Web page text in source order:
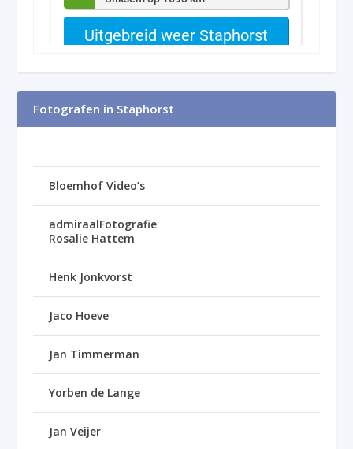
Fotografen in Staphorst
Bloemhof Video’s
admiraalFotografie
Rosalie Hattem
Henk Jonkvorst
Jaco Hoeve
Jan Timmerman
Yorben de Lange
Jan Veijer